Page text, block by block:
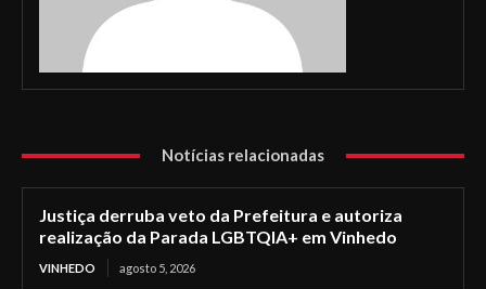
Notícias relacionadas
Justiça derruba veto da Prefeitura e autoriza
realização da Parada LGBTQIA+ em Vinhedo
VINHEDO agosto 5, 2026